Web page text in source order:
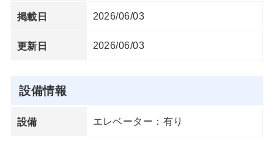
掲載日 2026/06/03
更新日 2026/06/03
設備情報
設備 エレベーター：有り